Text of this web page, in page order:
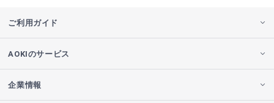
ご利用ガイド
AOKIのサービス
企業情報